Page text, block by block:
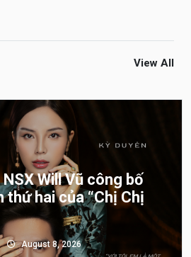
View All
Will Vũ công bố
thứ hai của “Chị Chị
August 8, 2026